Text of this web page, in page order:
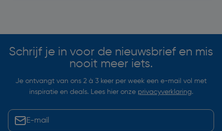
Schrijf je in voor de nieuwsbrief en mis
nooit meer iets.
Je ontvangt van ons 2 à 3 keer per week een e-mail vol met
inspiratie en deals. Lees hier onze privacyverklaring.